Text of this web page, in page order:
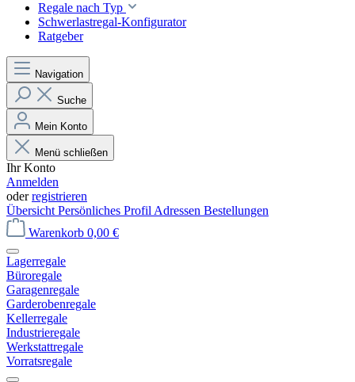
Regale nach Typ
Schwerlastregal-Konfigurator
Ratgeber
Navigation
Suche
Mein Konto
Menü schließen
Ihr Konto
Anmelden
oderregistrieren
Übersicht Persönliches Profil Adressen Bestellungen
Warenkorb 0,00 €
Lagerregale
Büroregale
Garagenregale
Garderobenregale
Kellerregale
Industrieregale
Werkstattregale
Vorratsregale